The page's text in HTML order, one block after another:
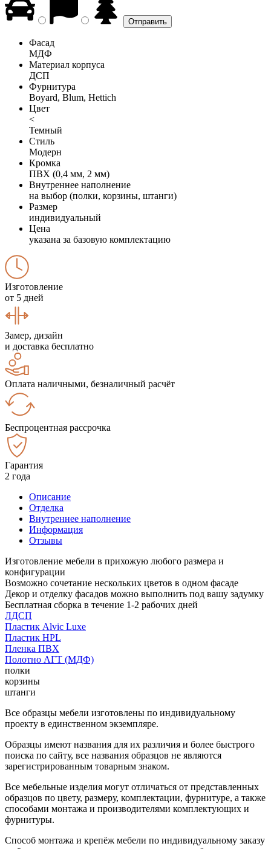
Фасад
МДФ
Материал корпуса
ДСП
Фурнитура
Boyard, Blum, Hettich
Цвет
<
Темный
Стиль
Модерн
Кромка
ПВХ (0,4 мм, 2 мм)
Внутреннее наполнение
на выбор (полки, корзины, штанги)
Размер
индивидуальный
Цена
указана за базовую комплектацию
Изготовление
от 5 дней
Замер, дизайн
и доставка бесплатно
Оплата наличными, безналичный расчёт
Беспроцентная рассрочка
Гарантия
2 года
Описание
Отделка
Внутреннее наполнение
Информация
Отзывы
Изготовление мебели в прихожую любого размера и
конфигурации
Возможно сочетание нескольких цветов в одном фасаде
Декор и отделку фасадов можно выполнить под вашу задумку
Бесплатная сборка в течение 1-2 рабочих дней
ЛДСП
Пластик Alvic Luxe
Пластик HPL
Пленка ПВХ
Полотно АГТ (МДФ)
полки
корзины
штанги
Все образцы мебели изготовлены по индивидуальному
проекту в единственном экземпляре.
Образцы имеют названия для их различия и более быстрого
поиска по сайту, все названия образцов не являются
зарегистрированным товарным знаком.
Все мебельные изделия могут отличаться от представленных
образцов по цвету, размеру, комплектации, фурнитуре, а также
способами монтажа и производителями комплектующих и
фурнитуры.
Способ монтажа и крепёж мебели по индивидуальному заказу